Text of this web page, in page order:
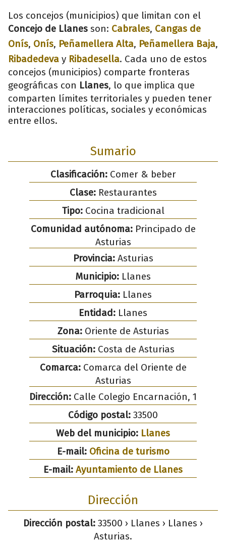
Los concejos (municipios) que limitan con el
Concejo de Llanes son: Cabrales, Cangas de
Onís, Onís, Peñamellera Alta, Peñamellera Baja,
Ribadedeva y Ribadesella. Cada uno de estos
concejos (municipios) comparte fronteras
geográficas con Llanes, lo que implica que
comparten límites territoriales y pueden tener
interacciones políticas, sociales y económicas
entre ellos.
Sumario
Clasificación:Comer & beber
Clase:Restaurantes
Tipo:Cocina tradicional
Comunidad autónoma:Principado de
Asturias
Provincia:Asturias
Municipio: Llanes
Parroquia: Llanes
Entidad: Llanes
Zona:Oriente de Asturias
Situación:Costa de Asturias
Comarca:Comarca del Oriente de
Asturias
Dirección: Calle Colegio Encarnación, 1
Código postal: 33500
Web del municipio: Llanes
E-mail: Oficina de turismo
E-mail: Ayuntamiento de Llanes
Dirección
Dirección postal: 33500 › Llanes › Llanes ›
Asturias.